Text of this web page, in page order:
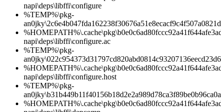
napi\deps\libffi\configure
%TEMP%\pkg-
napi\deps\libffi\configure.ac
%TEMP%\pkg-
napi\deps\libffi\configure.host
%TEMP%\pkg-